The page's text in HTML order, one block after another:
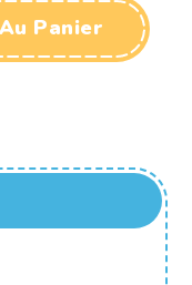
Panier